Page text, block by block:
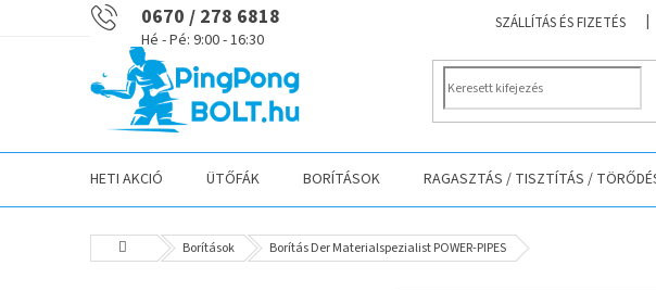
0670 / 278 6818 SZÁLLÍTÁS ÉS FIZETÉS
HETI AKCIÓ ÜTŐFÁK BORÍTÁSOK RAGASZTÁS / TISZTÍTÁS /
KezdőlapBorítások Borítás Der Materialspezialist POWER-PIPES